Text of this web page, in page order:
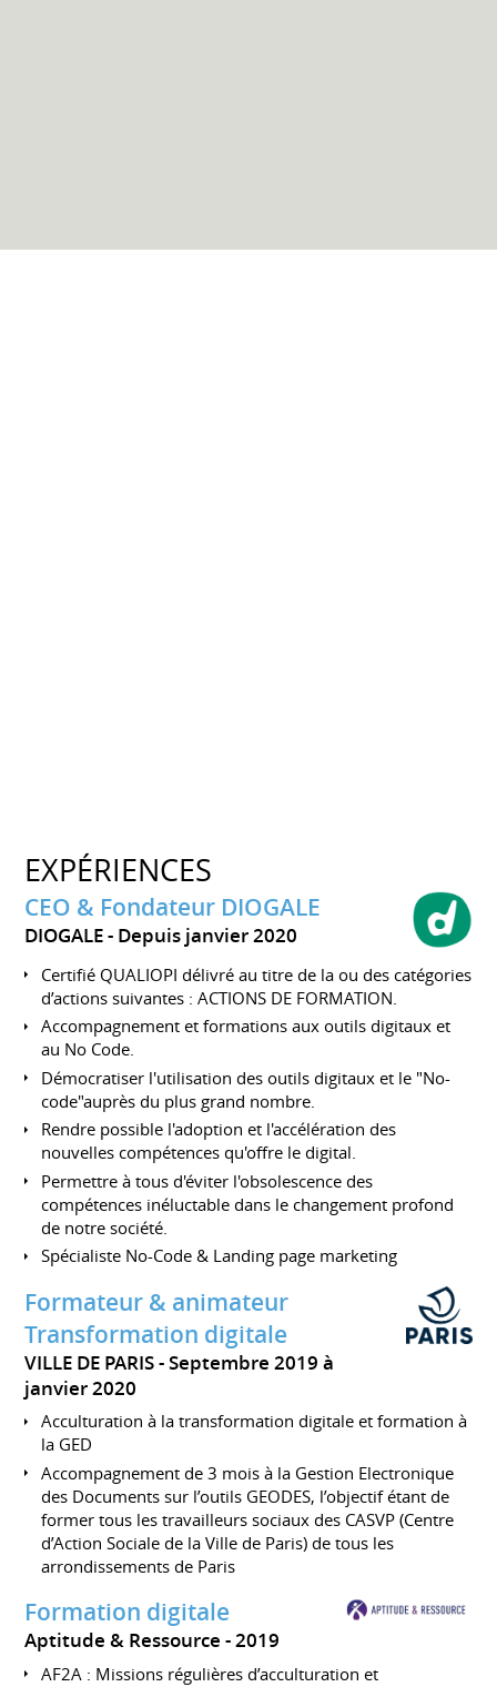
EXPÉRIENCES
CEO & Fondateur DIOGALE
DIOGALE Depuis janvier 2020
Certifié QUALIOPI délivré au titre de la ou des catégories
d’actions suivantes : ACTIONS DE FORMATION.
Accompagnement et formations aux outils digitaux et
au No Code.
Démocratiser l'utilisation des outils digitaux et le "No-
code"auprès du plus grand nombre.
Rendre possible l'adoption et l'accélération des
nouvelles compétences qu'offre le digital.
Permettre à tous d'éviter l'obsolescence des
compétences inéluctable dans le changement profond
de notre société.
Spécialiste No-Code & Landing page marketing
Formateur & animateur
Transformation digitale
VILLE DE PARIS
Septembre 2019 à
janvier 2020
Acculturation à la transformation digitale et formation à
la GED
Accompagnement de 3 mois à la Gestion Electronique
des Documents sur l’outils GEODES, l’objectif étant de
former tous les travailleurs sociaux des CASVP (Centre
d’Action Sociale de la Ville de Paris) de tous les
arrondissements de Paris
Formation digitale
Aptitude & Ressource 2019
AF2A : Missions régulières d’acculturation et